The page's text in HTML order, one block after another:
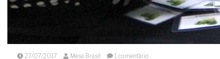
27/07/2017 Mesa Brasil 1 comentário